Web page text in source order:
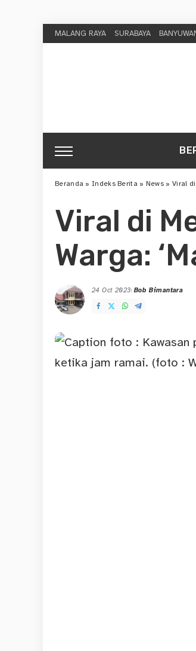
MALANG RAYA SURABAYA
Beranda »Indeks Berita » News » Viral
Viral di
Warga:
24 Oct 2023
Posted
by
Bob Bimantara